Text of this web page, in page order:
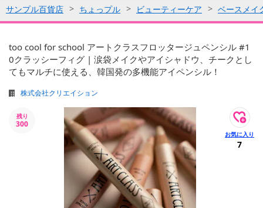
サンプル百貨店 ちょっプル ビューティーケア ベースメイ
too cool for school アートクラスフロッタージュペンシル #1
0クラッシーフィグ | 涙袋メイクやアイシャドウ、チークとし
てもマルチに使える、韓国発の多機能アイペンシル！
株式会社クリエイション
残り
300
7